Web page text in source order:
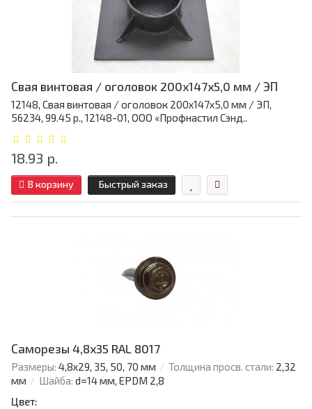
Свая винтовая / оголовок 200x147x5,0 мм / ЭП
12148, Свая винтовая / оголовок 200x147x5,0 мм / ЭП,
56234, 99.45 р., 12148-01, ООО «Профнастил Сэнд..
18.93 р.
В корзину Быстрый заказ
Саморезы 4,8х35 RAL 8017
Размеры: 4,8х29, 35, 50, 70 мм Толщина просв. стали: 2,32
мм
Шайба: d=14 мм, EPDM 2,8
Цвет: